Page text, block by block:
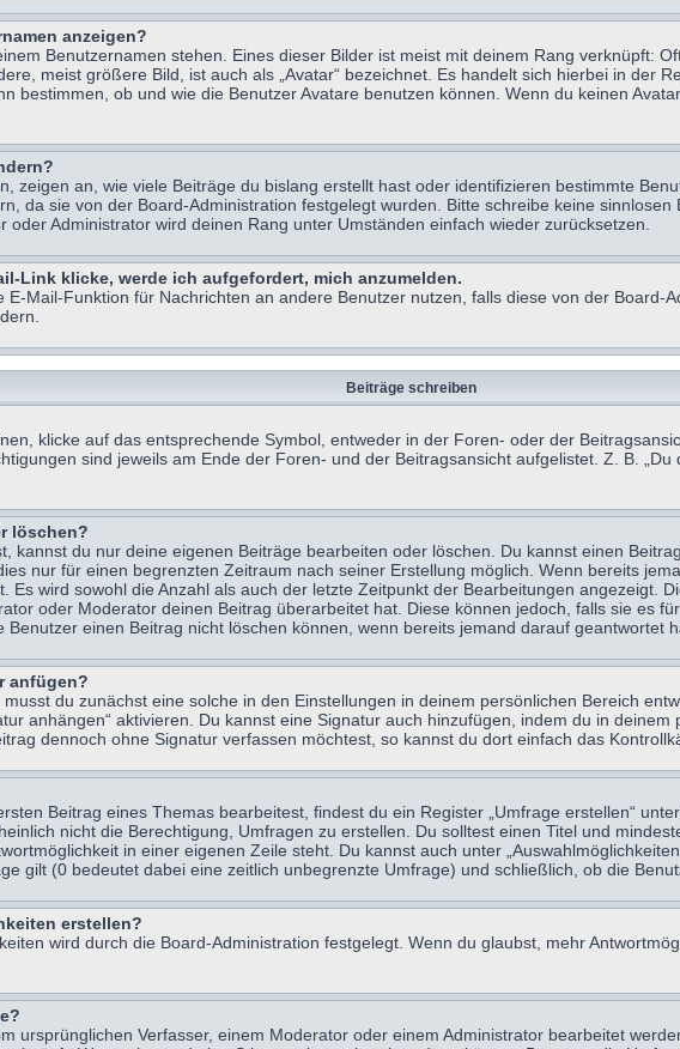
anzeigen?
Benutzernamen stehen. Eines dieser Bilder ist meist mit deinem Rang verknüpft:
meist größere Bild, ist auch als „Avatar“ bezeichnet. Es handelt sich hierbei in der
bestimmen, ob und wie die Benutzer Avatare benutzen können. Wenn du keinen
zeigen an, wie viele Beiträge du bislang erstellt hast oder identifizieren bestimmte
da sie von der Board-Administration festgelegt wurden. Bitte schreibe keine
Administrator wird deinen Rang unter Umständen einfach wieder zurücksetzen.
Link klicke, werde ich aufgefordert, mich anzumelden.
Mail-Funktion für Nachrichten an andere Benutzer nutzen, falls diese von der Board-
Beiträge schreiben
klicke auf das entsprechende Symbol, entweder in der Foren- oder der
sind jeweils am Ende der Foren- und der Beitragsansicht aufgelistet. Z. B.
löschen?
kannst du nur deine eigenen Beiträge bearbeiten oder löschen. Du kannst einen
nur für einen begrenzten Zeitraum nach seiner Erstellung möglich. Wenn bereits
Es wird sowohl die Anzahl als auch der letzte Zeitpunkt der Bearbeitungen angezeigt.
oder Moderator deinen Beitrag überarbeitet hat. Diese können jedoch, falls sie es
einen Beitrag nicht löschen können, wenn bereits jemand darauf geantwortet
anfügen?
du zunächst eine solche in den Einstellungen in deinem persönlichen Bereich
anhängen“ aktivieren. Du kannst eine Signatur auch hinzufügen, indem du in
dennoch ohne Signatur verfassen möchtest, so kannst du dort einfach das
Beitrag eines Themas bearbeitest, findest du ein Register „Umfrage erstellen“
nicht die Berechtigung, Umfragen zu erstellen. Du solltest einen Titel und
in einer eigenen Zeile steht. Du kannst auch unter
gilt (0 bedeutet dabei eine zeitlich unbegrenzte Umfrage) und schließlich, ob die
erstellen?
wird durch die Board-Administration festgelegt. Wenn du glaubst, mehr
ursprünglichen Verfasser, einem Moderator oder einem Administrator bearbeitet